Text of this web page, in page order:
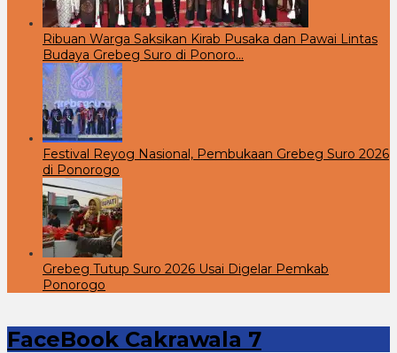
Ribuan Warga Saksikan Kirab Pusaka dan Pawai Lintas
Budaya Grebeg Suro di Ponoro…
Festival Reyog Nasional, Pembukaan Grebeg Suro 2026
di Ponorogo
Grebeg Tutup Suro 2026 Usai Digelar Pemkab
Ponorogo
FaceBook Cakrawala 7